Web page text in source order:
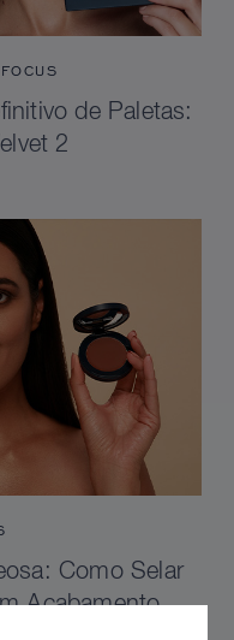
de Paletas:
2
Como Selar
Acabamento